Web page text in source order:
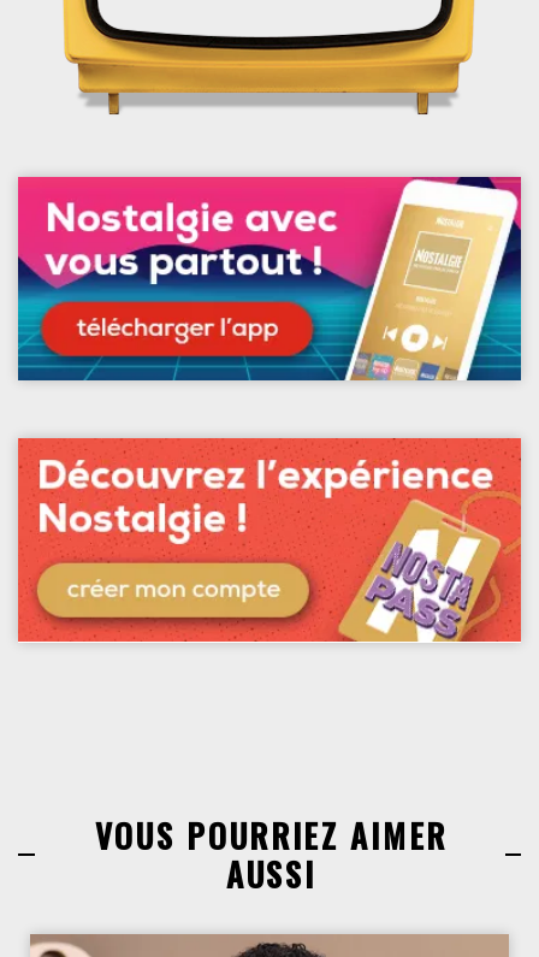
VOUS POURRIEZ AIMER
AUSSI